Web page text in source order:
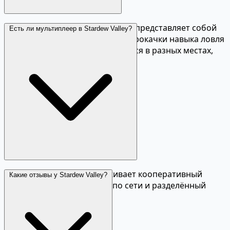
Купите удочку у Вилли. Рыбалка представляет собой
мини-игру с полосой. По мере прокачки навыка ловля
упрощается. Разная рыба ловится в разных местах,
Есть ли мультиплеер в Stardew Valley?
Да, Stardew Valley поддерживает кооперативный
мультиплеер до 4 игроков по сети и разделённый
Какие отзывы у Stardew Valley?